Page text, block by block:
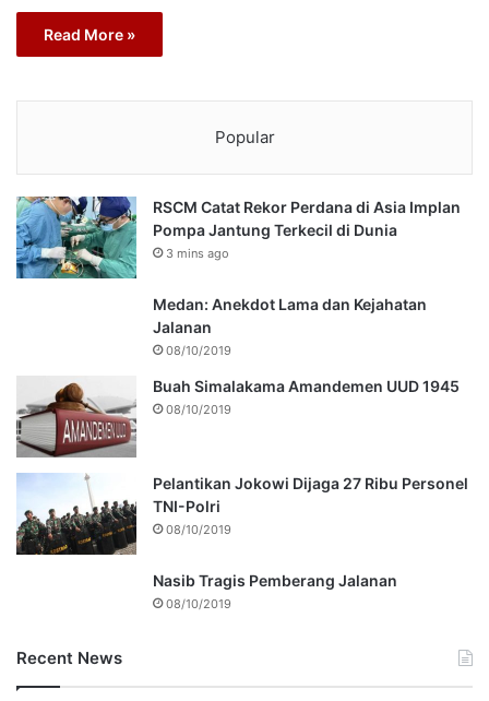
Read More »
Popular
RSCM Catat Rekor Perdana di Asia Implan
Pompa Jantung Terkecil di Dunia
3 mins ago
Medan: Anekdot Lama dan Kejahatan
Jalanan
08/10/2019
Buah Simalakama Amandemen UUD 1945
08/10/2019
Pelantikan Jokowi Dijaga 27 Ribu Personel
TNI-Polri
08/10/2019
Nasib Tragis Pemberang Jalanan
08/10/2019
Recent News